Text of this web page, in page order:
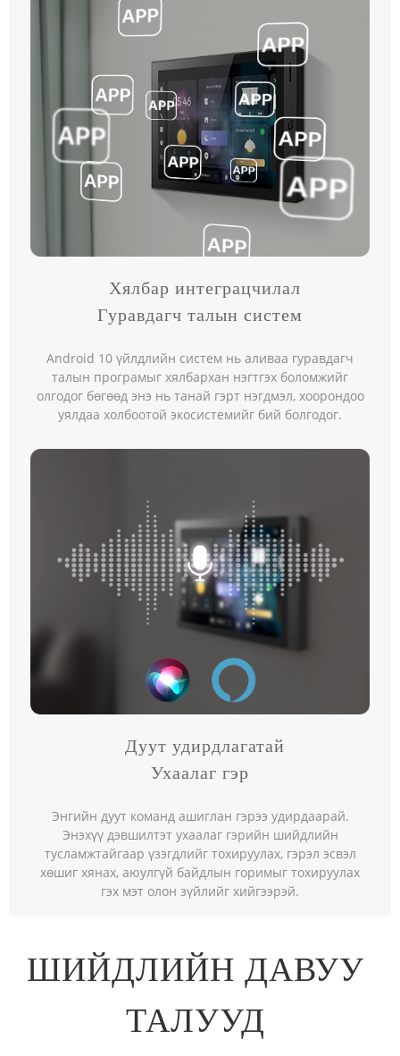
Хялбар интеграцчилал
Гуравдагч талын систем
Android 10 үйлдлийн систем нь аливаа гуравдагч
талын програмыг хялбархан нэгтгэх боломжийг
олгодог бөгөөд энэ нь танай гэрт нэгдмэл, хоорондоо
уялдаа холбоотой экосистемийг бий болгодог.
Дуут удирдлагатай
Ухаалаг гэр
Энгийн дуут команд ашиглан гэрээ удирдаарай.
Энэхүү дэвшилтэт ухаалаг гэрийн шийдлийн
тусламжтайгаар үзэгдлийг тохируулах, гэрэл эсвэл
хөшиг хянах, аюулгүй байдлын горимыг тохируулах
гэх мэт олон зүйлийг хийгээрэй.
ШИЙДЛИЙН ДАВУУ
ТАЛУУД